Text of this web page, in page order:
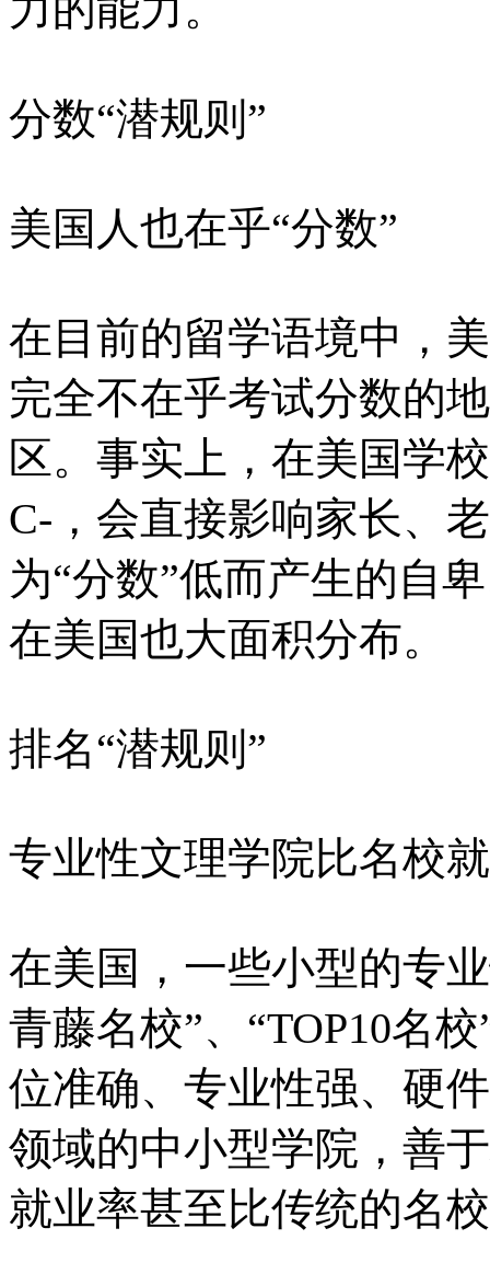
分数“潜规则”
美国人也在乎“分数”
在目前的留学语境中，
完全不在乎考试分数的
区。事实上，在美国学
C-，会直接影响家长、
为“分数”低而产生的自
在美国也大面积分布。
排名“潜规则”
专业性文理学院比名校
在美国，一些小型的专
青藤名校”、“TOP10名
位准确、专业性强、硬
领域的中小型学院，善
就业率甚至比传统的名